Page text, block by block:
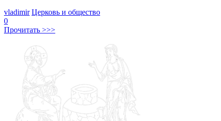
vladimir Церковь и общество
0
Прочитать >>>